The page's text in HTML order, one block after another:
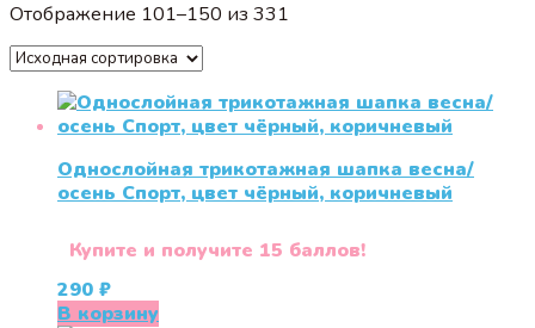
Отображение 101–150 из 331
Однослойная трикотажная шапка весна/
осень Спорт, цвет чёрный, коричневый
Купите и получите 15 баллов!
290 ₽
В корзину